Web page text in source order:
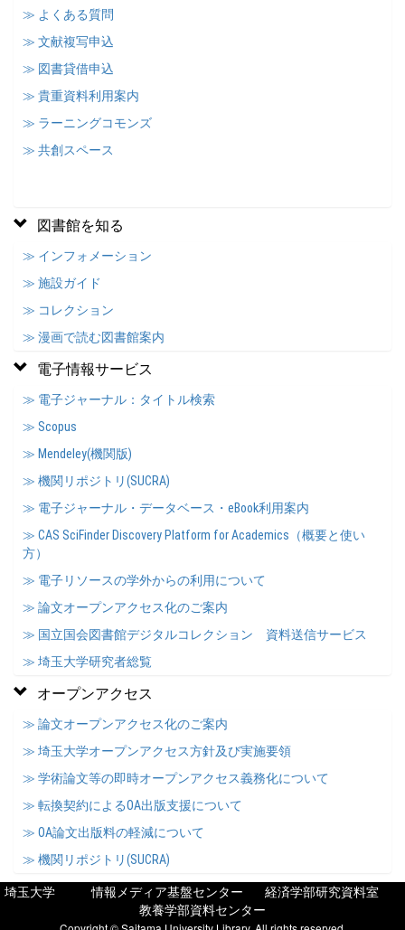
≫ よくある質問
≫ 文献複写申込
≫ 図書貸借申込
≫ 貴重資料利用案内
≫ ラーニングコモンズ
≫ 共創スペース
図書館を知る
≫ インフォメーション
≫ 施設ガイド
≫ コレクション
≫ 漫画で読む図書館案内
電子情報サービス
≫ 電子ジャーナル：タイトル検索
≫ Scopus
≫ Mendeley(機関版)
≫ 機関リポジトリ(SUCRA)
≫ 電子ジャーナル・データベース・eBook利用案内
≫ CAS SciFinder Discovery Platform for Academics（概要と使い
方）
≫ 電子リソースの学外からの利用について
≫ 論文オープンアクセス化のご案内
≫ 国立国会図書館デジタルコレクション 資料送信サービス
≫ 埼玉大学研究者総覧
オープンアクセス
≫ 論文オープンアクセス化のご案内
≫ 埼玉大学オープンアクセス方針及び実施要領
≫ 学術論文等の即時オープンアクセス義務化について
≫ 転換契約によるOA出版支援について
≫ OA論文出版料の軽減について
≫ 機関リポジトリ(SUCRA)
埼玉大学 情報メディア基盤センター
経済学部研究資料室
教養学部資料センター